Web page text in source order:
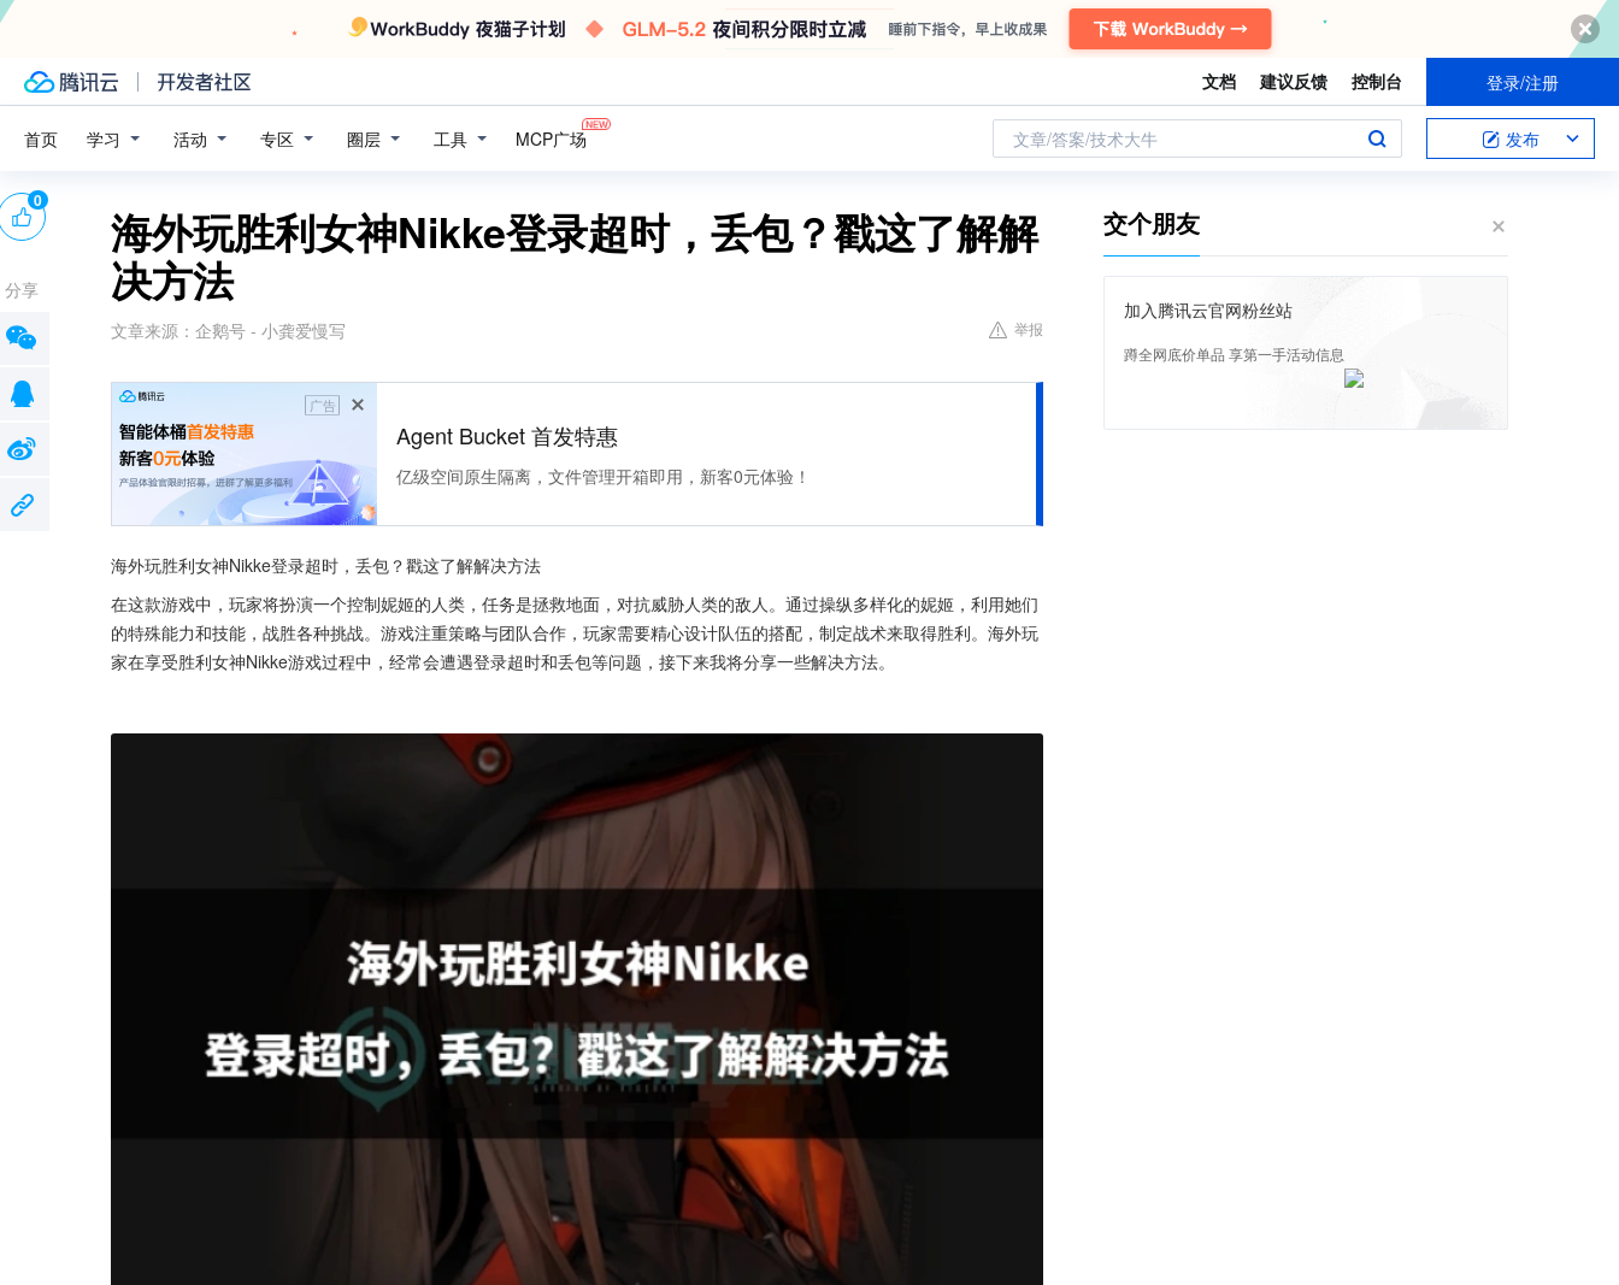
文档 建议反馈 控制台 登录/注册
首页 学习 活动 专区 圈层 工具 MCP广场 文章/答案/技术大牛 发布
海外玩胜利女神Nikke登录超时，丢包？戳这了解解
决方法
文章来源： 企鹅号 - 小龚爱慢写 举报
广告
Agent Bucket 首发特惠
亿级空间原生隔离，文件管理开箱即用，新客0元体验！
海外玩胜利女神Nikke登录超时，丢包？戳这了解解决方法
在这款游戏中，玩家将扮演一个控制妮姬的人类，任务是拯救地面，对抗威胁人类的敌人。通过操纵多样化的妮姬，利用她们
的特殊能力和技能，战胜各种挑战。游戏注重策略与团队合作，玩家需要精心设计队伍的搭配，制定战术来取得胜利。海外玩
家在享受胜利女神Nikke游戏过程中，经常会遭遇登录超时和丢包等问题，接下来我将分享一些解决方法。
0
分享
交个朋友
加入腾讯云官网粉丝站
蹲全网底价单品 享第一手活动信息